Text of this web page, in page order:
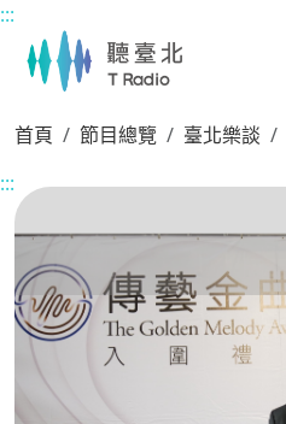
主要內容區塊
:::
首頁 節目總覽 臺北樂談
:::